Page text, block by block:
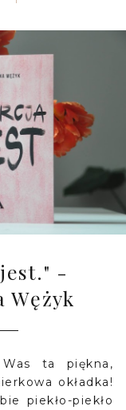
-
Wężyk
ta piękna,
okładka!
piekło-piekło